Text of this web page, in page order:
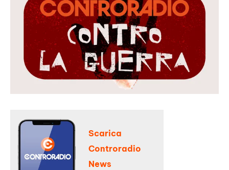
Scarica
Controradio
News